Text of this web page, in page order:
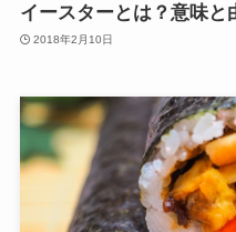
イースターとは？意味と
2018年2月10日